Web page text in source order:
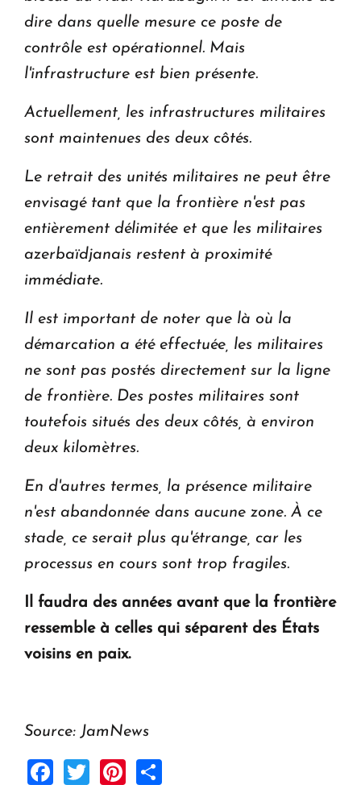
dire dans quelle mesure ce poste de
contrôle est opérationnel. Mais
l'infrastructure est bien présente.
Actuellement, les infrastructures militaires
sont maintenues des deux côtés.
Le retrait des unités militaires ne peut être
envisagé tant que la frontière n'est pas
entièrement délimitée et que les militaires
azerbaïdjanais restent à proximité
immédiate.
Il est important de noter que là où la
démarcation a été effectuée, les militaires
ne sont pas postés directement sur la ligne
de frontière. Des postes militaires sont
toutefois situés des deux côtés, à environ
deux kilomètres.
En d'autres termes, la présence militaire
n'est abandonnée dans aucune zone. À ce
stade, ce serait plus qu'étrange, car les
processus en cours sont trop fragiles.
Il faudra des années avant que la frontière
ressemble à celles qui séparent des États
voisins en paix.
Source: JamNews
Facebook
TwitterPinterest